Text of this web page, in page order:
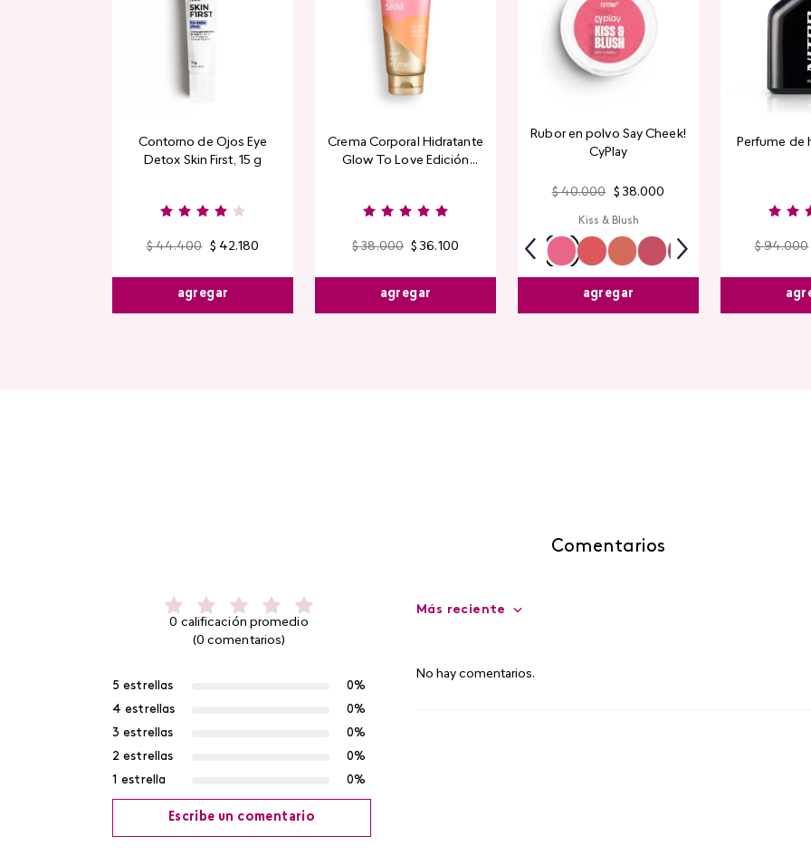
Contorno de Ojos Eye
Detox Skin First, 15 g
$ 44.400 $ 42.180
agregar
Crema Corporal Hidratante
Glow To Love Edición
$ 38.000 $ 36.100
agregar
Rubor en polvo Say Cheek!
CyPlay
$ 40.000 $ 38.000
Kiss & Blush
agregar
Perfume de
$ 94.000
Comentarios
0 calificación promedio
(0 comentarios)
5 estrellas
0%
4 estrellas
0%
3 estrellas
0%
2 estrellas
0%
1 estrella
0%
Escribe un comentario
Más reciente
No hay comentarios.